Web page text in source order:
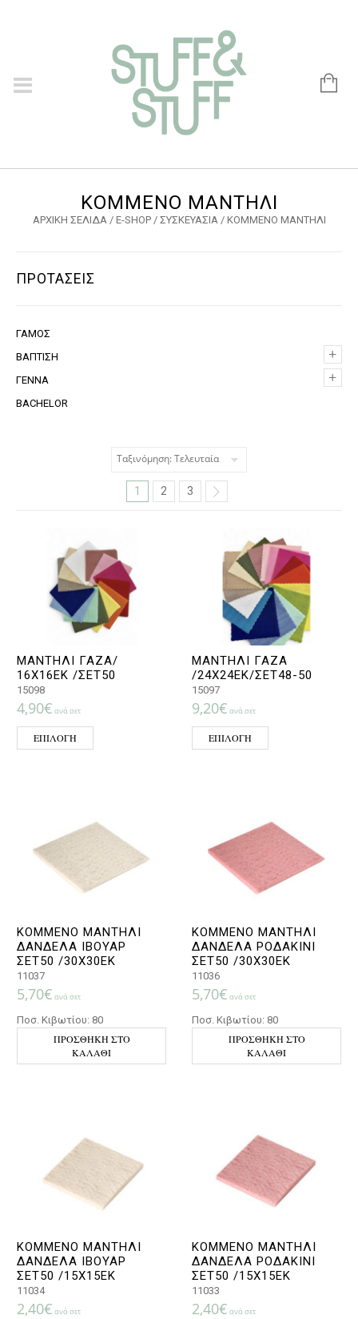
ΚΟΜΜΕΝΟ ΜΑΝΤΗΛΙ
ΑΡΧΙΚΉ ΣΕΛΊΔΑ/ E-SHOP/ ΣΥΣΚΕΥΑΣΙΑ/ ΚΟΜΜΕΝΟ ΜΑΝΤΗΛΙ
ΠΡΟΤΑΣΕΙΣ
ΓΑΜΟΣ
+
+
ΒΑΠΤΙΣΗ
+
+
ΓΕΝΝΑ
BACHELOR
1 2 3
ΜΑΝΤΗΛΙ ΓΑΖΑ/
16Χ16ΕΚ /ΣΕΤ50
15098
4,90€ ανά σετ
ΕΠΙΛΟΓΉ Αυτό το προϊόν έχει πολλαπλές παραλλαγές. Οι
ΜΑΝΤΗΛΙ ΓΑΖΑ
/24Χ24ΕΚ/ΣΕΤ48-50
15097
9,20€ ανά σετ
ΕΠΙΛΟΓΉ
ΚΟΜΜΕΝΟ ΜΑΝΤΗΛΙ
ΔΑΝΔΕΛΑ ΙΒΟΥΑΡ
ΣΕΤ50 /30Χ30ΕΚ
11037
5,70€ ανά σετ
Ποσ. Κιβωτίου: 80
ΠΡΟΣΘΉΚΗ ΣΤΟ
ΚΑΛΆΘΙ
ΚΟΜΜΕΝΟ ΜΑΝΤΗΛΙ
ΔΑΝΔΕΛΑ ΡΟΔΑΚΙΝΙ
ΣΕΤ50 /30Χ30ΕΚ
11036
5,70€ ανά σετ
Ποσ. Κιβωτίου: 80
ΠΡΟΣΘΉΚΗ ΣΤΟ
ΚΑΛΆΘΙ
ΚΟΜΜΕΝΟ ΜΑΝΤΗΛΙ
ΔΑΝΔΕΛΑ ΙΒΟΥΑΡ
ΣΕΤ50 /15Χ15ΕΚ
11034
2,40€ ανά σετ
ΚΟΜΜΕΝΟ ΜΑΝΤΗΛΙ
ΔΑΝΔΕΛΑ ΡΟΔΑΚΙΝΙ
ΣΕΤ50 /15Χ15ΕΚ
11033
2,40€ ανά σετ